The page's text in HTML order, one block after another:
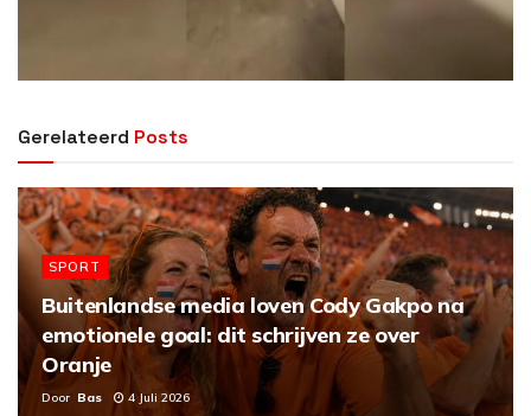
l
a
V
i
d
e
o
Gerelateerd Posts
SPORT
Buitenlandse media loven Cody Gakpo na
emotionele goal: dit schrijven ze over
Oranje
Door Bas 4 Juli 2026